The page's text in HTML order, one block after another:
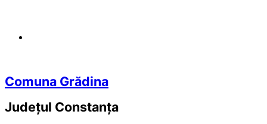
Comuna Grădina
Județul Constanța